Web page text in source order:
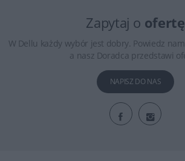
Zapytaj o ofertę
W Dellu każdy wybór jest dobry. Powiedz
a nasz Doradca przedstawi
NAPISZ DO NAS